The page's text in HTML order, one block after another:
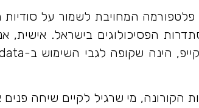
הפסיכולוגים בישראל.
הקורונה, מי שרגיל לקיים שיחה